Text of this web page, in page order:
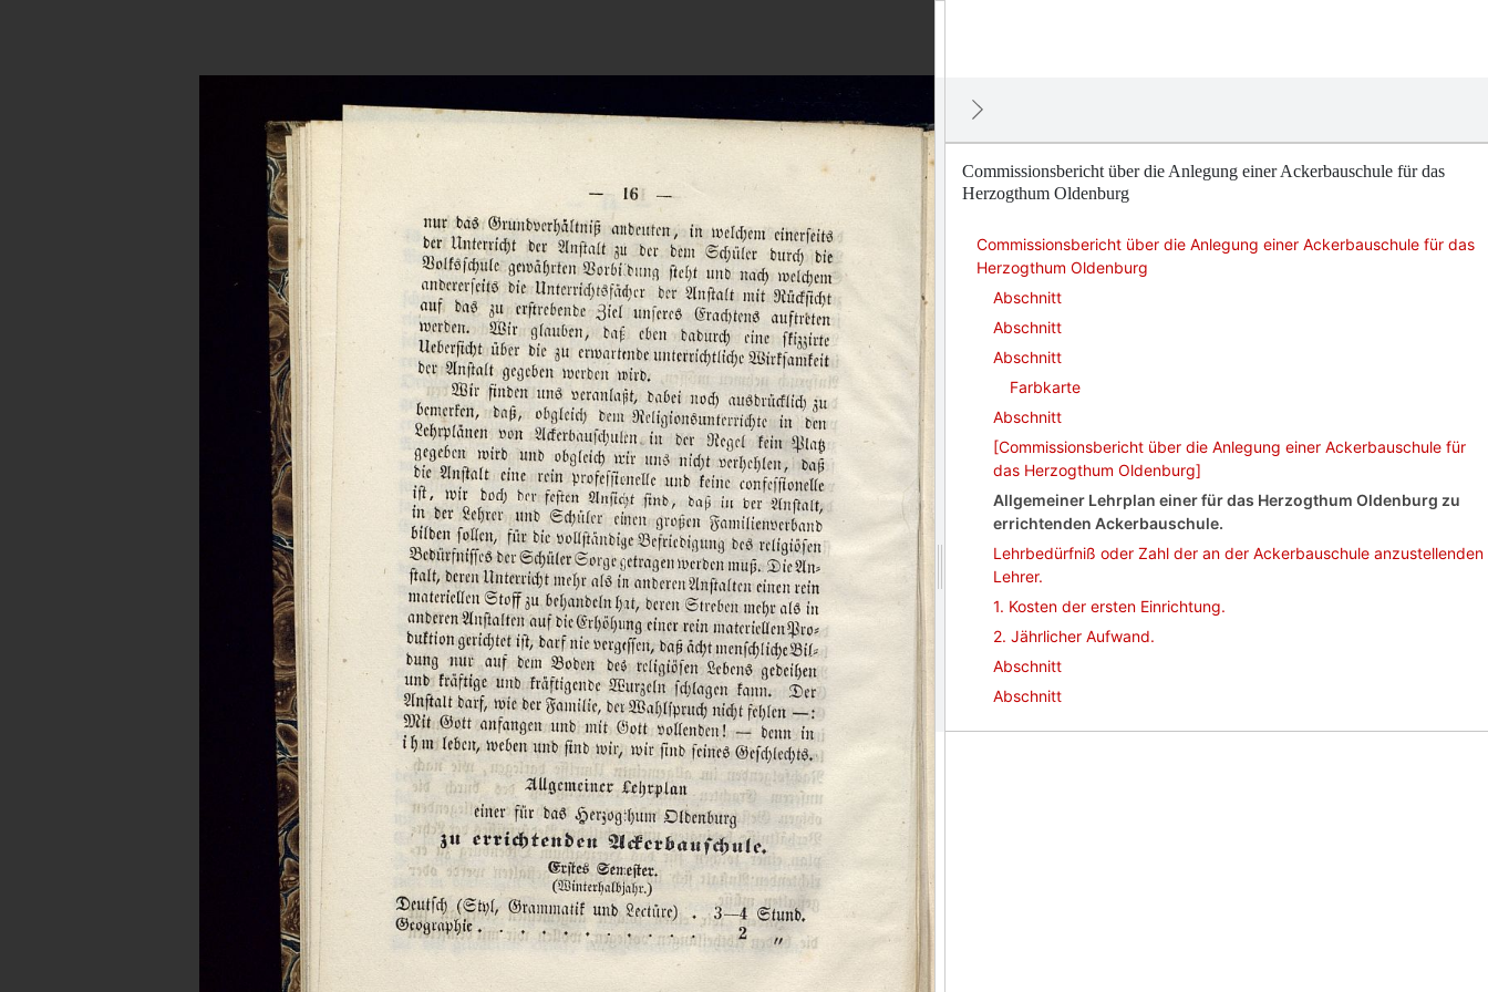
Commissionsbericht über die Anlegung einer Ackerbauschule für das
Herzogthum Oldenburg
Commissionsbericht über die Anlegung einer Ackerbauschule für das
Herzogthum Oldenburg
Abschnitt
Abschnitt
Abschnitt
Farbkarte
Abschnitt
[Commissionsbericht über die Anlegung einer Ackerbauschule für
das Herzogthum Oldenburg]
Allgemeiner Lehrplan einer für das Herzogthum Oldenburg zu
errichtenden Ackerbauschule.
Lehrbedürfniß oder Zahl der an der Ackerbauschule anzustellenden
Lehrer.
1. Kosten der ersten Einrichtung.
2. Jährlicher Aufwand.
Abschnitt
Abschnitt